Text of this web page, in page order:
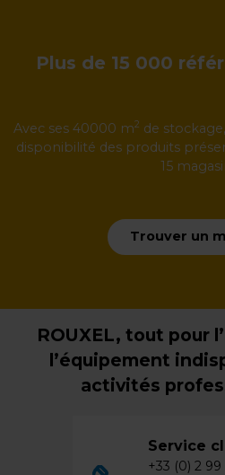
Plus de 15 000
Avec ses 40000 m2 de
disponibilité des produits
15
Trouver un
ROUXEL, tout pour
l’équipement
activités
Service
+33 (0) 2 99